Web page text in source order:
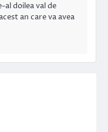
al doilea val de
an care va avea